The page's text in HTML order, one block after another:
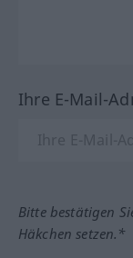
Ihre E-Mail-
Bitte bestätigen
Häkchen setzen.*